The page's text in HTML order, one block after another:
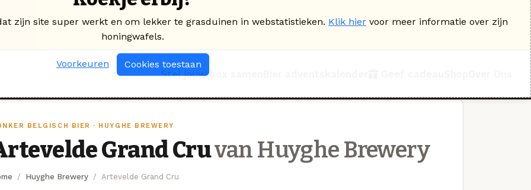
Stel jouw box samen
BELGISCH BIER · HUYGHE BREWERY
Grand Cruvan Huyghe Brewery
Huyghe Brewery Artevelde Grand Cru
zijn site super werkt en om lekker te grasduinen in webstatistieken. Klik hier voor meer informatie over zijn
honingwafels.
Voorkeuren Cookies toestaan